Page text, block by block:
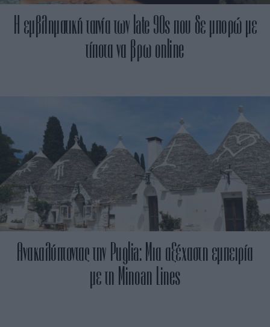
Η εμβληματική ταινία των late 90s που δε μπορώ με
τίποτα να βρω online
Ανακαλύπτοντας την Puglia: Μια αξέχαστη εμπειρία
με τη Minoan Lines